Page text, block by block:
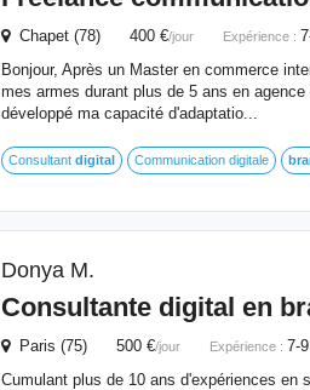
Chapet (78) 400 €/jour Expérience :
Bonjour, Après un Master en commerce
mes armes durant plus de 5 ans en
développé ma capacité d'adaptatio...
Consultant digital Communication digitale
Donya M.
Consultante digital en
Paris (75) 500 €/jour Expérience : 7-
Cumulant plus de 10 ans d'expériences